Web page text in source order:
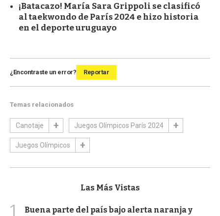
¡Batacazo! María Sara Grippoli se clasificó
al taekwondo de París 2024 e hizo historia
en el deporte uruguayo
¿Encontraste un error? Reportar
Temas relacionados
Canotaje Juegos Olímpicos París 2024
Juegos Olímpicos
Las Más Vistas
1
Buena parte del país bajo alerta naranja y